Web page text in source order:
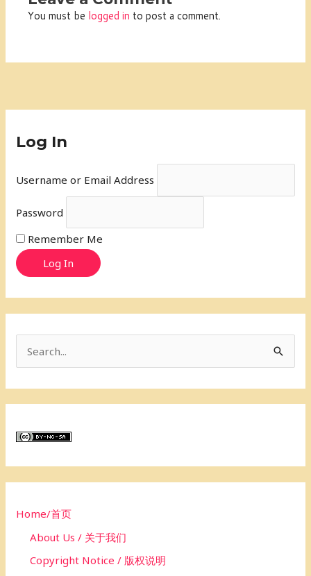
You must be logged in to post a comment.
Log In
Username or Email Address
Password
Remember Me
Log In
c
rHome/首页
About Us / 关于我们
Copyright Notice / 版权说明